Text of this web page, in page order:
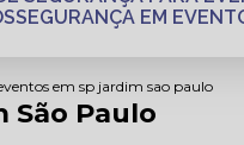
SEGURANÇA EM
em sp jardim sao paulo
São Paulo